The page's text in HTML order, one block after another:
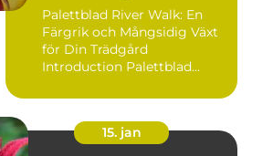
Palettblad River Walk: En
Färgrik och Mångsidig Växt
för Din Trädgård
Introduction Palettblad
15. jan